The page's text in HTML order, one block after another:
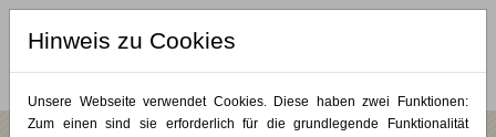
MERKLISTE (0)
Hinweis zu Cookies
Unsere Webseite verwendet Cookies. Diese haben zwei Funktionen:
Zum einen sind sie erforderlich für die grundlegende Funktionalität